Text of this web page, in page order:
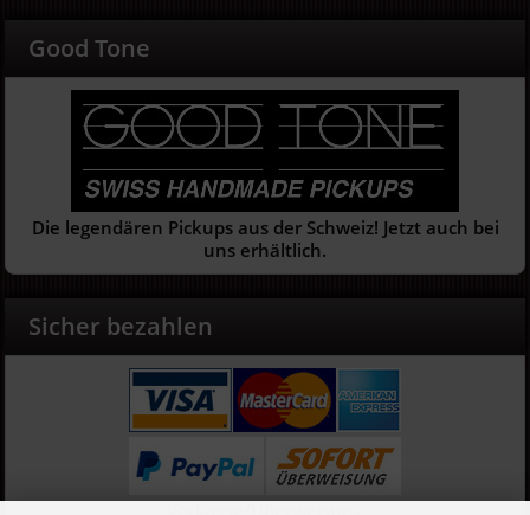
Good Tone
Die legendären Pickups aus der Schweiz! Jetzt auch bei
uns erhältlich.
Sicher bezahlen